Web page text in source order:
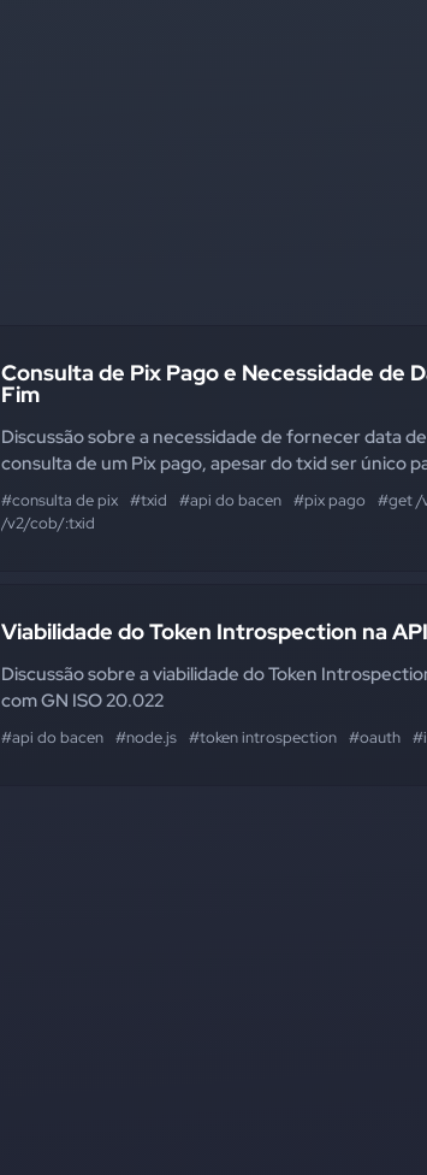
Consulta de Pix Pago e Necessidade de
Fim
Discussão sobre a necessidade de fornecer data
consulta de um Pix pago, apesar do txid ser único
#consulta de pix #txid #api do bacen #pix pago #get /
/v2/cob/:txid
Viabilidade do Token Introspection na
Discussão sobre a viabilidade do Token
com GN ISO 20.022
#api do bacen #node.js #token introspection #oauth